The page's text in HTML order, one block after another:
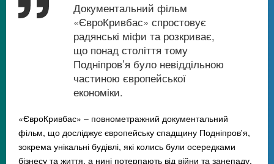
Документальний фільм
«ЄвроКривбас» спростовує
радянські міфи та розкриває,
що понад століття тому
Подніпров’я було невіддільною
частиною європейської
економіки.
«ЄвроКривбас» – повнометражний документальний
фільм, що досліджує європейську спадщину Подніпров'я,
зокрема унікальні будівлі, які колись були осередками
бізнесу та життя, а нині потерпають від війни та занепаду.